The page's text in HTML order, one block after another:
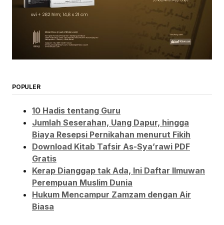
POPULER
10 Hadis tentang Guru
Jumlah Seserahan, Uang Dapur, hingga
Biaya Resepsi Pernikahan menurut Fikih
Download Kitab Tafsir As-Sya’rawi PDF
Gratis
Kerap Dianggap tak Ada, Ini Daftar Ilmuwan
Perempuan Muslim Dunia
Hukum Mencampur Zamzam dengan Air
Biasa